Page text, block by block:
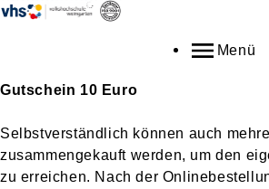
Menü
Gutschein 10 Euro
Selbstverständlich können auch
zusammengekauft werden, um den
zu erreichen. Nach der